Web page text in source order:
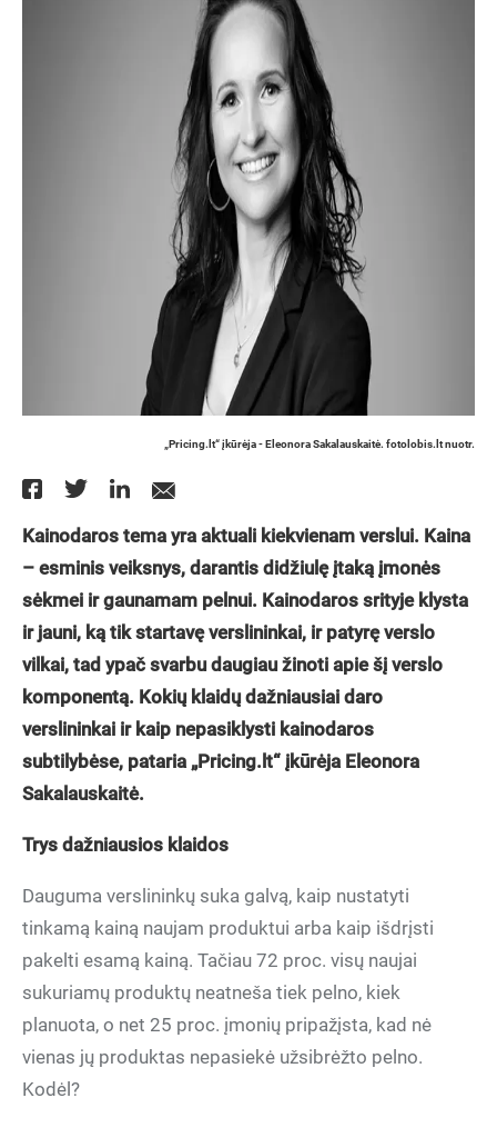
„Pricing.lt“ įkūrėja - Eleonora Sakalauskaitė. fotolobis.lt nuotr.
Kainodaros tema yra aktuali kiekvienam verslui. Kaina
– esminis veiksnys, darantis didžiulę įtaką įmonės
sėkmei ir gaunamam pelnui. Kainodaros srityje klysta
ir jauni, ką tik startavę verslininkai, ir patyrę verslo
vilkai, tad ypač svarbu daugiau žinoti apie šį verslo
komponentą. Kokių klaidų dažniausiai daro
verslininkai ir kaip nepasiklysti kainodaros
subtilybėse, pataria „Pricing.lt“ įkūrėja Eleonora
Sakalauskaitė.
Trys dažniausios klaidos
Dauguma verslininkų suka galvą, kaip nustatyti
tinkamą kainą naujam produktui arba kaip išdrįsti
pakelti esamą kainą. Tačiau 72 proc. visų naujai
sukuriamų produktų neatneša tiek pelno, kiek
planuota, o net 25 proc. įmonių pripažįsta, kad nė
vienas jų produktas nepasiekė užsibrėžto pelno.
Kodėl?